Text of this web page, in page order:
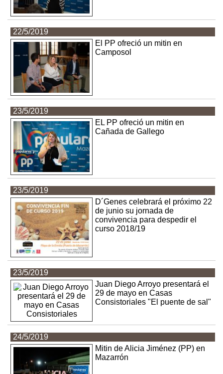
22/5/2019
El PP ofreció un mitin en
Camposol
23/5/2019
EL PP ofreció un mitin en
Cañada de Gallego
23/5/2019
D´Genes celebrará el próximo 22
de junio su jornada de
convivencia para despedir el
curso 2018/19
23/5/2019
Juan Diego Arroyo presentará el
29 de mayo en Casas
Consistoriales "El puente de sal"
24/5/2019
Mitin de Alicia Jiménez (PP) en
Mazarrón